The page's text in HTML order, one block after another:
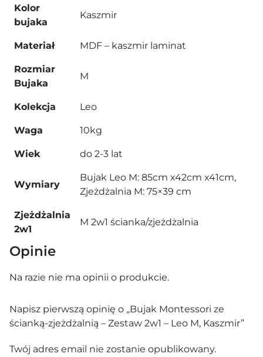
Kolor
bujaka
Kaszmir
Materiał MDF – kaszmir laminat
Rozmiar
Bujaka
M
Kolekcja Leo
Waga 10kg
Wiek do 2-3 lat
Wymiary
Bujak Leo M: 85cm x42cm x41cm,
Zjeżdżalnia M: 75×39 cm
Zjeżdżalnia
2w1
M 2w1 ścianka/zjeżdżalnia
Opinie
Na razie nie ma opinii o produkcie.
Napisz pierwszą opinię o „Bujak Montessori ze
ścianką-zjeżdżalnią – Zestaw 2w1 – Leo M, Kaszmir”
Twój adres email nie zostanie opublikowany.